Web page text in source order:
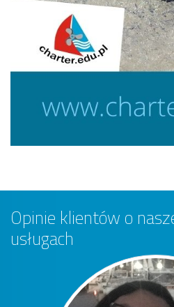
Opinie klientów o
usługach